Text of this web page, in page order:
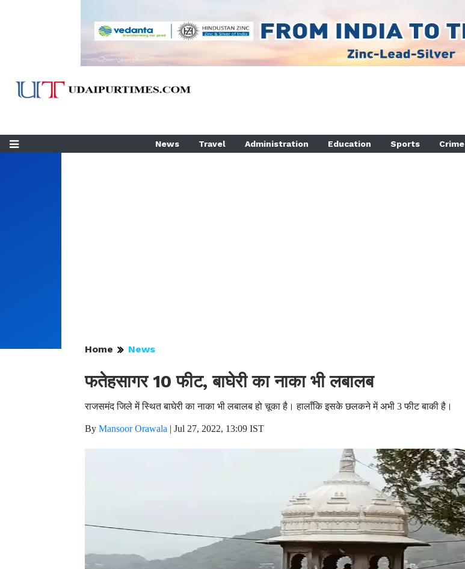
News Travel Administration Education Sports Crime
Home News
फतेहसागर 10 फीट, बाघेरी का नाका भी लबालब
राजसमंद जिले में स्थित बाघेरी का नाका भी लबालब हो चूका है। हालाँकि इसके छलकने में अभी 3 फीट बाकी है।
By Mansoor Orawala | Jul 27, 2022, 13:09 IST